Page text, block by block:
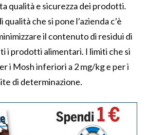
qualità e sicurezza dei prodotti.
che si pone l’azienda c’è
il contenuto di residui di
i prodotti alimentari. I limiti che si
i Mosh inferiori a 2 mg/kg e per i
di determinazione.